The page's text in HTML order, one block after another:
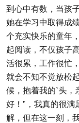
到心中有数，当孩
她在学习中取得成
个充实快乐的童年
起阅读，不仅孩子
活很累，工作很忙
就会不知不觉放松
候，抱着我的`头，
好！”，我真的很
解，但在这一刻，